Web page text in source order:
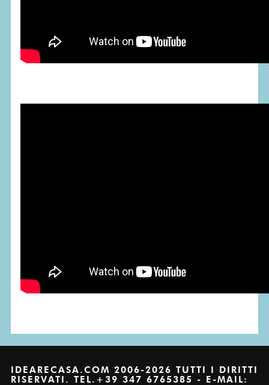
IDEARECASA.COM 2006-2026 TUTTI I DIRITTI
RISERVATI. TEL.+39 347 6765385 - E-MAIL: